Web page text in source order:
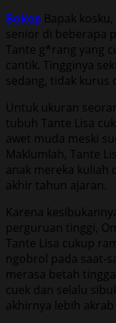
Bokep Bapak
senior di beberapa
Tante g*rang yang
cantik. Tingginya
sedang, tidak kurus
Untuk ukuran
tubuh Tante Lisa
awet muda meski
Maklumlah, Tante
anak mereka kuliah
akhir tahun ajaran.
Karena
perguruan tinggi,
Tante Lisa cukup
ngobrol pada saat-
merasa betah
cuek dan selalu
akhirnya lebih